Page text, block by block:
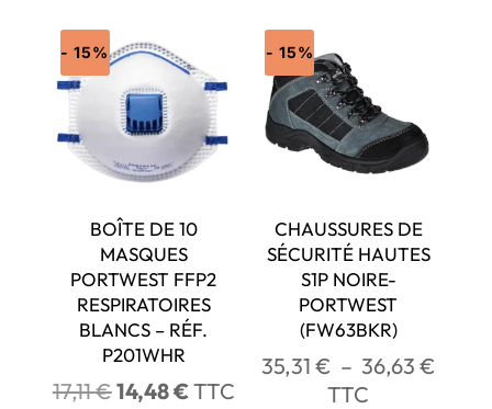
- 15%
BOÎTE DE 10
MASQUES
PORTWEST FFP2
RESPIRATOIRES
BLANCS – RÉF.
P201WHR
17,11€Le
14,48€Le
TTC
- 15%
CHAUSSURES DE
SÉCURITÉ HAUTES
S1P NOIRE-
PORTWEST
(FW63BKR)
35,31 € – 36,63 €
TTC